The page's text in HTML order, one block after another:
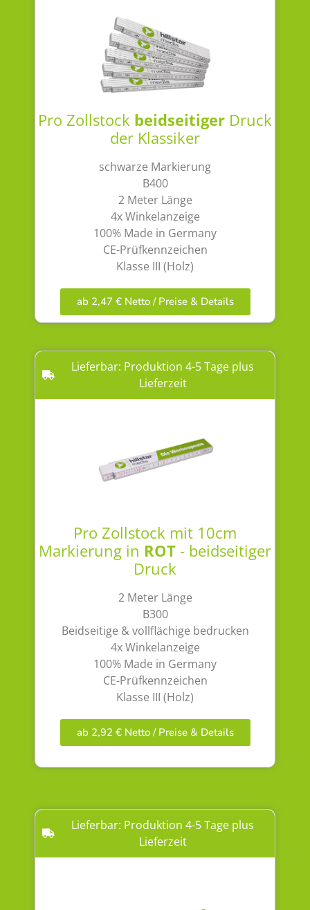
Pro Zollstock beidseitiger Druck
der Klassiker
schwarze Markierung
B400
2 Meter Länge
4x Winkelanzeige
100% Made in Germany
CE-Prüfkennzeichen
Klasse III (Holz)
ab 2,47 € Netto / Preise & Details
Lieferbar: Produktion 4-5 Tage plus
Lieferzeit
Pro Zollstock mit 10cm
Markierung in ROT- beidseitiger
Druck
2 Meter Länge
B300
Beidseitige & vollflächige bedrucken
4x Winkelanzeige
100% Made in Germany
CE-Prüfkennzeichen
Klasse III (Holz)
ab 2,92 € Netto / Preise & Details
Lieferbar: Produktion 4-5 Tage plus
Lieferzeit